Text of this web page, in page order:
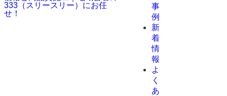
事
例
新
着
情
報
よ
く
あ